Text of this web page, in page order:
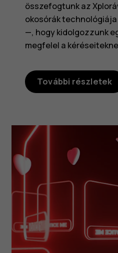
összefogtunk az
okosórák
—, hogy kidolgozzunk
megfelel a
További részletek